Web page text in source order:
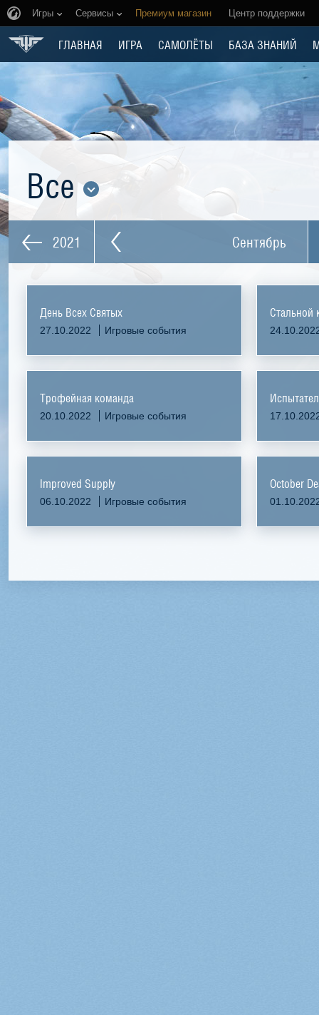
Игры Сервисы Премиум магазин Центр поддержки
ГЛАВНАЯ ИГРА САМОЛЁТЫ БАЗА ЗНАНИЙ
Все
2021 Сентябрь
День Всех Святых
27.10.2022 Игровые события
Стальной
Трофейная команда
20.10.2022 Игровые события
Improved Supply
06.10.2022 Игровые события
October